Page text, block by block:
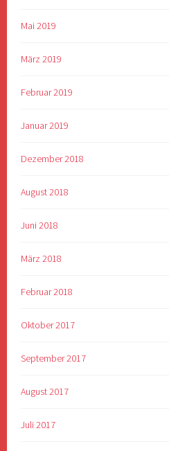
Mai 2019
März 2019
Februar 2019
Januar 2019
Dezember 2018
August 2018
Juni 2018
März 2018
Februar 2018
Oktober 2017
September 2017
August 2017
Juli 2017